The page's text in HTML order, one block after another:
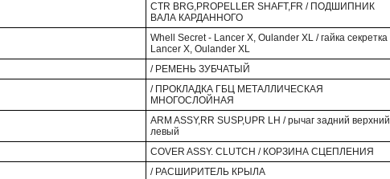
CTR BRG,PROPELLER SHAFT,FR / ПОДШИПНИК
ВАЛА КАРДАННОГО
Whell Secret - Lancer X, Oulander XL / гайка секретка
Lancer X, Oulander XL
/ РЕМЕНЬ ЗУБЧАТЫЙ
/ ПРОКЛАДКА ГБЦ МЕТАЛЛИЧЕСКАЯ
МНОГОСЛОЙНАЯ
ARM ASSY,RR SUSP,UPR LH / рычаг задний верхний
левый
COVER ASSY. CLUTCH / КОРЗИНА СЦЕПЛЕНИЯ
/ РАСШИРИТЕЛЬ КРЫЛА